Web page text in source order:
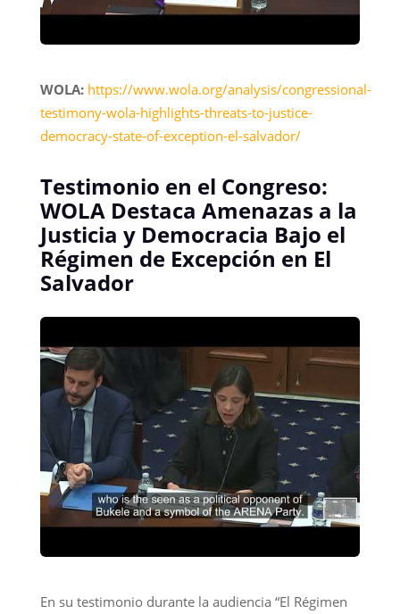
WOLA: https://www.wola.org/analysis/congressional-
testimony-wola-highlights-threats-to-justice-
democracy-state-of-exception-el-salvador/
Testimonio en el Congreso:
WOLA Destaca Amenazas a la
Justicia y Democracia Bajo el
Régimen de Excepción en El
Salvador
En su testimonio durante la audiencia “El Régimen